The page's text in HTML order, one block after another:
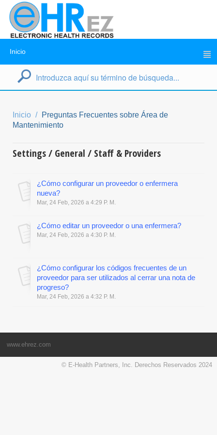
Inicio
Inicio
Preguntas Frecuentes sobre Área de
Mantenimiento
Settings / General / Staff & Providers
¿Cómo configurar un proveedor o enfermera
nueva?
Mar, 24 Feb, 2026 a 4:29 P. M.
¿Cómo editar un proveedor o una enfermera?
Mar, 24 Feb, 2026 a 4:30 P. M.
¿Cómo configurar los códigos frecuentes de un
proveedor para ser utilizados al cerrar una nota de
progreso?
Mar, 24 Feb, 2026 a 4:32 P. M.
www.ehrez.com
© E-Health Partners, Inc. Derechos Reservados 2024